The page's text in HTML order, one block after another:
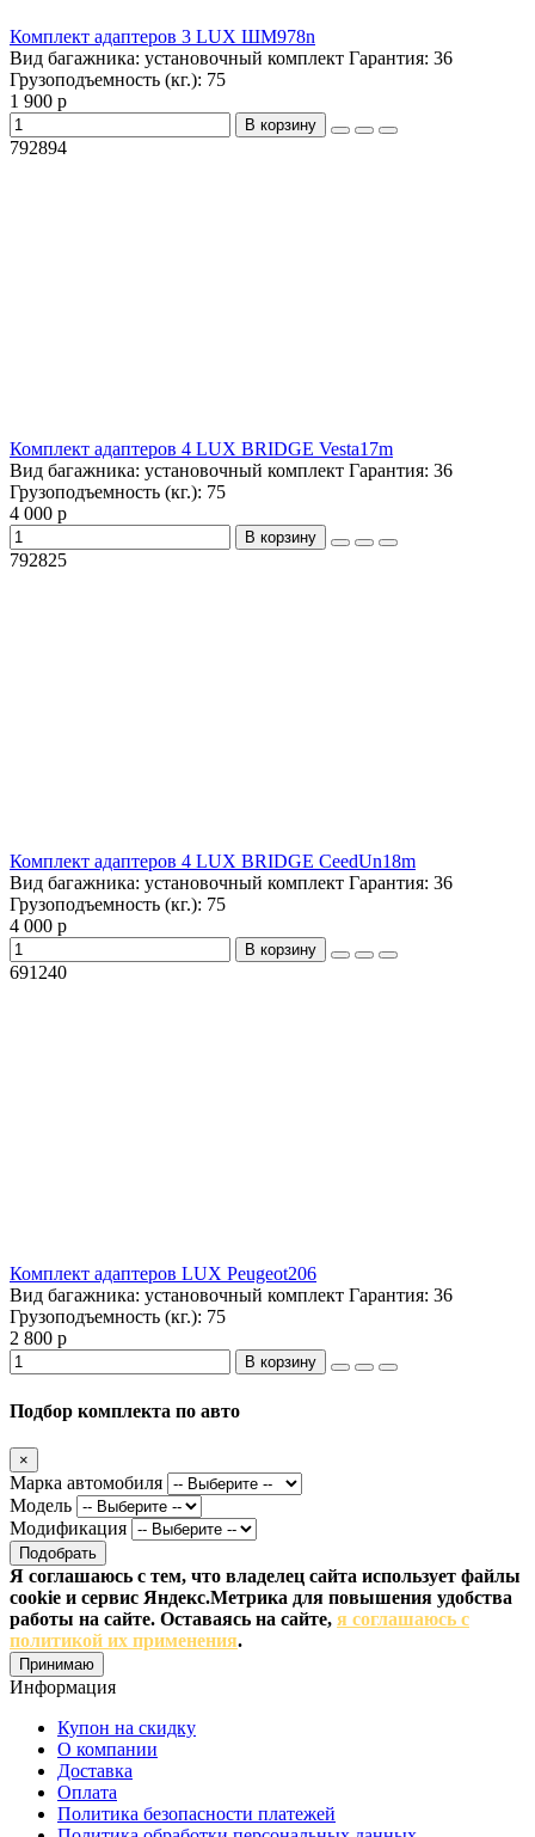
Комплект адаптеров 3 LUX ШМ978n
Вид багажника: установочный комплект Гарантия: 36
Грузоподъемность (кг.): 75
1 900 р
В корзину
792894
Комплект адаптеров 4 LUX BRIDGE Vesta17m
Вид багажника: установочный комплект Гарантия: 36
Грузоподъемность (кг.): 75
4 000 р
В корзину
792825
Комплект адаптеров 4 LUX BRIDGE CeedUn18m
Вид багажника: установочный комплект Гарантия: 36
Грузоподъемность (кг.): 75
4 000 р
В корзину
691240
Комплект адаптеров LUX Peugeot206
Вид багажника: установочный комплект Гарантия: 36
Грузоподъемность (кг.): 75
2 800 р
В корзину
Подбор комплекта по авто
×
Марка автомобиля
Модель
Модификация
Подобрать
Я соглашаюсь с тем, что владелец сайта использует файлы
cookie и сервис Яндекс.Метрика для повышения удобства
работы на сайте. Оставаясь на сайте, я соглашаюсь с
политикой их применения.
Принимаю
Информация
Купон на скидку
О компании
Доставка
Оплата
Политика безопасности платежей